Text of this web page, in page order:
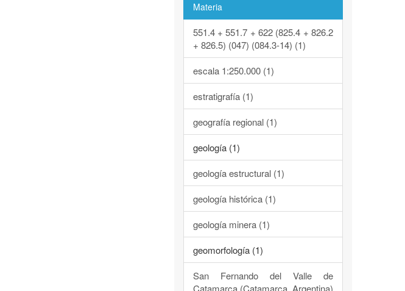
Materia
551.4 + 551.7 + 622 (825.4 + 826.2
+ 826.5) (047) (084.3-14) (1)
escala 1:250.000 (1)
estratigrafía (1)
geografía regional (1)
geología (1)
geología estructural (1)
geología histórica (1)
geología minera (1)
geomorfología (1)
San Fernando del Valle de
Catamarca (Catamarca, Argentina)